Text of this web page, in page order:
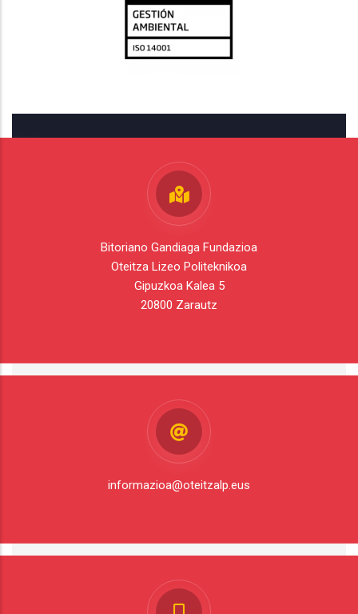
Bitoriano Gandiaga Fundazioa
Oteitza Lizeo Politeknikoa
Gipuzkoa Kalea 5
20800 Zarautz
informazioa@oteitzalp.eus